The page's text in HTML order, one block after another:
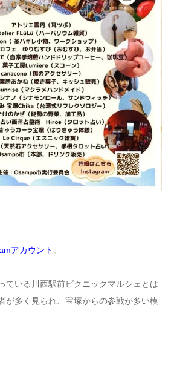
アカウント 。
ている川西駅前ピクニックマルシェとは
が多く見られ、宝塚からの参戦が多い模